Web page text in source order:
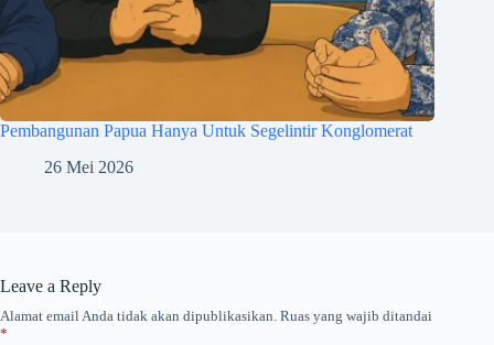
Pembangunan Papua Hanya Untuk Segelintir Konglomerat
26 Mei 2026
Leave a Reply
Alamat email Anda tidak akan dipublikasikan. Ruas yang wajib ditandai
*